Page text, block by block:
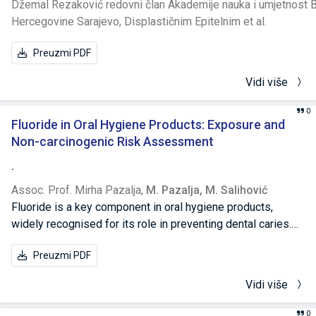
(XFEL) caractérisé par des mesures XAS et RIXS ainsi qu'à
l'échelle attoseconde (HHG) pour effectuer des mesures
de réflectivité transitoire.
Džemal Rezaković redovni član Akademije nauka i umjetnost
Hercegovine Sarajevo, Displastičnim Epitelnim et al.
Preuzmi PDF
Vidi više
Fluoride in Oral Hygiene Products: Exposure and
Non-carcinogenic Risk Assessment
.
0
Assoc. Prof. Mirha Pazalja, M. Pazalja, M. Salihović
Fluoride is a key component in oral hygiene products,
widely recognised for its role in preventing dental caries.
However, excessive fluoride intake poses potential health
risks, particularly to vulnerable populations. This study
risks associated with commercial oral hygiene products in
Bosnia and Herzegovina (B&H). Based on fluoride
Preuzmi PDF
Vidi više
0